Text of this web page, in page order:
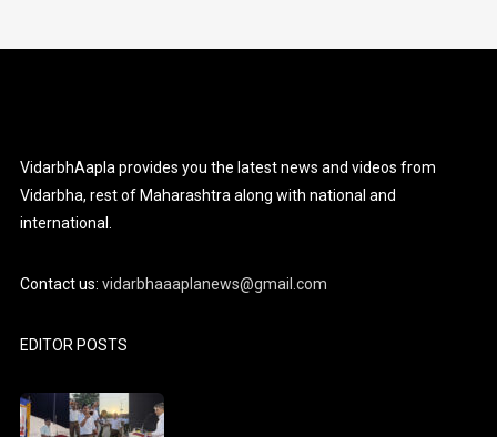
VidarbhAapla provides you the latest news and videos from
Vidarbha, rest of Maharashtra along with national and
international.
Contact us:vidarbhaaaplanews@gmail.com
EDITOR POSTS